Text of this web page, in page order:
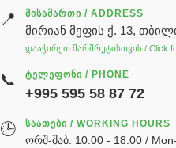
ძრავის ზეთი
ჰიდრავლიკის ზეთი
реек
სხადასხვა
📍 ᲛᲘᲡᲐᲛᲐᲠᲗᲘ / ADDRESS
მირიან მეფის ქ. 13,
დააჭირეთ მარშრუტისთვის / Click
📞 ᲢᲔᲚᲔᲤᲝᲜᲘ / PHONE
+995 595 58 87 72
🕒 ᲡᲐᲐᲗᲔᲑᲘ / WORKING HOURS
ორშ-შაბ: 10:00 - 18:00 /